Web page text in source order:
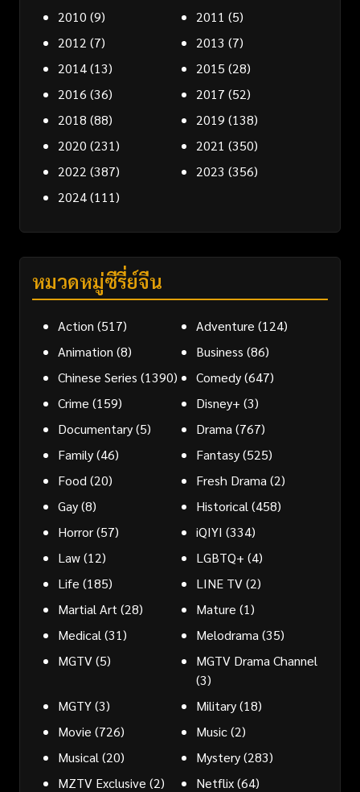
2010 (9) 2011 (5)
2012 (7) 2013 (7)
2014(13) 2015 (28)
2016 (36) 2017 (52)
2018 (88) 2019 (138)
2020 (231) 2021 (350)
2022 (387) 2023 (356)
2024(111)
หมวดหมู่ซีรี่ย์จีน
Action (517) Adventure (124)
Animation (8) Business (86)
Chinese Series (1390) Comedy(647)
Crime (159) Disney+ (3)
Documentary(5) Drama (767)
Family(46) Fantasy(525)
Food (20) Fresh Drama (2)
Gay(8) Historical (458)
Horror(57) iQIYI (334)
Law(12) LGBTQ+ (4)
Life (185) LINE TV(2)
Martial Art (28) Mature (1)
Medical (31) Melodrama (35)
MGTV(5)
MGTV Drama Channel
(3)
MGTY(3) Military(18)
Movie (726) Music(2)
Musical (20) Mystery(283)
MZTV Exclusive (2) Netflix(64)